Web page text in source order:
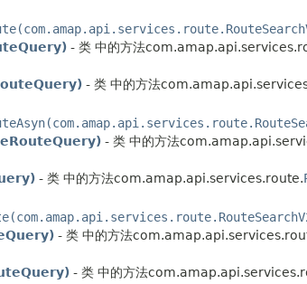
- 类 中的方法
- 类 中的方法
- 类 中的方法
- 类 中的方法com.amap.api.services.route.
- 类 中的方法
- 类 中的方法